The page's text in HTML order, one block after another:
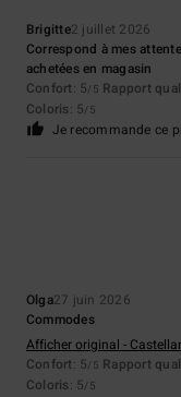
Brigitte2 juillet 2026
Correspond à mes
achetées en magasin
Confort: 5/5 Rapport
Coloris: 5/5
Je recommande ce
Olga27 juin 2026
Commodes
Afficher original -
Confort: 5/5 Rapport
Coloris: 5/5